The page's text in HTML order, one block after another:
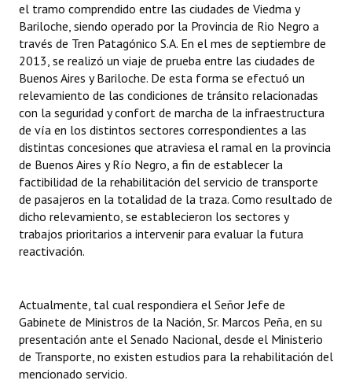
Banca del Vecino - Registro
Huéspedes de Honor - Registro
Antiguos Pobladores - Registro
Reconocimientos - Registro
Bariloche, Municipio intercultural
Entrega de distinciones
REFORMA DE LA CARTA ORGÁNICA
el tramo comprendido entre las ciudades de Viedma y
Bariloche, siendo operado por la Provincia de Rio Negro a
través de Tren Patagónico S.A. En el mes de septiembre de
2013, se realizó un viaje de prueba entre las ciudades de
Buenos Aires y Bariloche. De esta forma se efectuó un
relevamiento de las condiciones de tránsito relacionadas
con la seguridad y confort de marcha de la infraestructura
de vía en los distintos sectores correspondientes a las
distintas concesiones que atraviesa el ramal en la provincia
de Buenos Aires y Río Negro, a fin de establecer la
factibilidad de la rehabilitación del servicio de transporte
de pasajeros en la totalidad de la traza. Como resultado de
dicho relevamiento, se establecieron los sectores y
trabajos prioritarios a intervenir para evaluar la futura
reactivación.
Actualmente, tal cual respondiera el Señor Jefe de
Gabinete de Ministros de la Nación, Sr. Marcos Peña, en su
presentación ante el Senado Nacional, desde el Ministerio
de Transporte, no existen estudios para la rehabilitación del
mencionado servicio.